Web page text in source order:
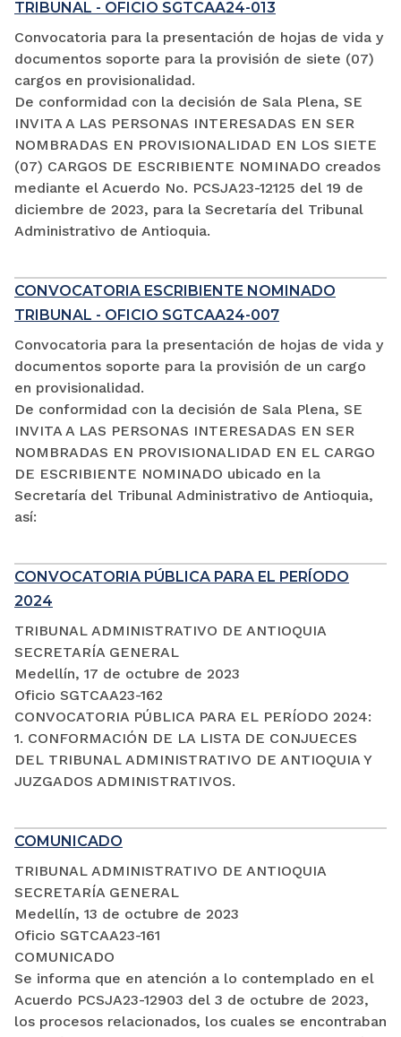
TRIBUNAL - OFICIO SGTCAA24-013
Convocatoria para la presentación de hojas de vida y
documentos soporte para la provisión de siete (07)
cargos en provisionalidad.
De conformidad con la decisión de Sala Plena, SE
INVITA A LAS PERSONAS INTERESADAS EN SER
NOMBRADAS EN PROVISIONALIDAD EN LOS SIETE
(07) CARGOS DE ESCRIBIENTE NOMINADO creados
mediante el Acuerdo No. PCSJA23-12125 del 19 de
diciembre de 2023, para la Secretaría del Tribunal
Administrativo de Antioquia.
CONVOCATORIA ESCRIBIENTE NOMINADO
TRIBUNAL - OFICIO SGTCAA24-007
Convocatoria para la presentación de hojas de vida y
documentos soporte para la provisión de un cargo
en provisionalidad.
De conformidad con la decisión de Sala Plena, SE
INVITA A LAS PERSONAS INTERESADAS EN SER
NOMBRADAS EN PROVISIONALIDAD EN EL CARGO
DE ESCRIBIENTE NOMINADO ubicado en la
Secretaría del Tribunal Administrativo de Antioquia,
así:
CONVOCATORIA PÚBLICA PARA EL PERÍODO
2024
TRIBUNAL ADMINISTRATIVO DE ANTIOQUIA
SECRETARÍA GENERAL
Medellín, 17 de octubre de 2023
Oficio SGTCAA23-162
CONVOCATORIA PÚBLICA PARA EL PERÍODO 2024:
1. CONFORMACIÓN DE LA LISTA DE CONJUECES
DEL TRIBUNAL ADMINISTRATIVO DE ANTIOQUIA Y
JUZGADOS ADMINISTRATIVOS.
COMUNICADO
TRIBUNAL ADMINISTRATIVO DE ANTIOQUIA
SECRETARÍA GENERAL
Medellín, 13 de octubre de 2023
Oficio SGTCAA23-161
COMUNICADO
Se informa que en atención a lo contemplado en el
Acuerdo PCSJA23-12903 del 3 de octubre de 2023,
los procesos relacionados, los cuales se encontraban